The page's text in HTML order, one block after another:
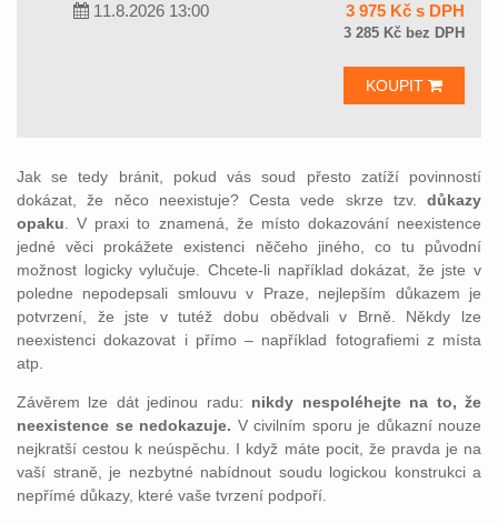
11.8.2026 13:00 3 975 Kč s DPH
3 285 Kč bez DPH
KOUPIT
Jak se tedy bránit, pokud vás soud přesto zatíží povinností
dokázat, že něco neexistuje? Cesta vede skrze tzv. důkazy
opaku . V praxi to znamená, že místo dokazování neexistence
jedné věci prokážete existenci něčeho jiného, co tu původní
možnost logicky vylučuje. Chcete-li například dokázat, že jste v
poledne nepodepsali smlouvu v Praze, nejlepším důkazem je
potvrzení, že jste v tutéž dobu obědvali v Brně. Někdy lze
neexistenci dokazovat i přímo – například fotografiemi z místa
atp.
Závěrem lze dát jedinou radu: nikdy nespoléhejte na to, že
neexistence se nedokazuje. V civilním sporu je důkazní nouze
nejkratší cestou k neúspěchu. I když máte pocit, že pravda je na
vaší straně, je nezbytné nabídnout soudu logickou konstrukci a
nepřímé důkazy, které vaše tvrzení podpoří.